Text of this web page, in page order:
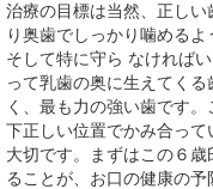
治療の目標は当然、正し
り奥歯でしっかり噛める
そして特に守ら なければ
って乳歯の奥に生えてく
く、最も力の強い歯です
下正しい位置でかみ合っ
大切です。まずはこの６
ることが、お口の健康の予